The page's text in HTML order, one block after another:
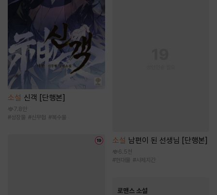
소설 신객 [단행본]
7.8만
#성장물 #신무협 #복수물
소설 남편이 된 선생님 [단행본]
6.5천
#현대물 #사제지간
로맨스 소설